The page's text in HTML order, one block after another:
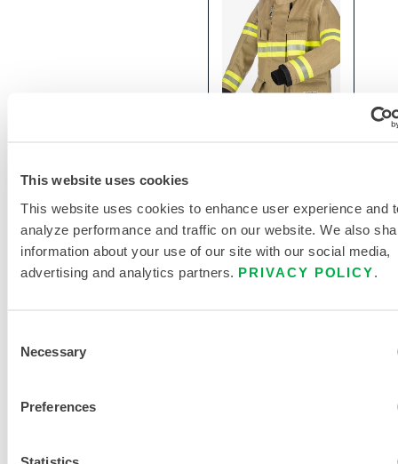
This website uses cookies
This website uses cookies to enhance user experience and
analyze performance and traffic on our website. We also
information about your use of our site with our social media,
advertising and analytics partners. PRIVACY POLICY
Selection
Necessary
Preferences
BP3207G